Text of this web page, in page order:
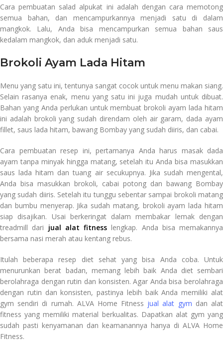
Cara pembuatan salad alpukat ini adalah dengan cara memotong
semua bahan, dan mencampurkannya menjadi satu di dalam
mangkok. Lalu, Anda bisa mencampurkan semua bahan saus
kedalam mangkok, dan aduk menjadi satu.
Brokoli Ayam Lada Hitam
Menu yang satu ini, tentunya sangat cocok untuk menu makan siang.
Selain rasanya enak, menu yang satu ini juga mudah untuk dibuat.
Bahan yang Anda perlukan untuk membuat brokoli ayam lada hitam
ini adalah brokoli yang sudah direndam oleh air garam, dada ayam
fillet, saus lada hitam, bawang Bombay yang sudah diiris, dan cabai.
Cara pembuatan resep ini, pertamanya Anda harus masak dada
ayam tanpa minyak hingga matang, setelah itu Anda bisa masukkan
saus lada hitam dan tuang air secukupnya. Jika sudah mengental,
Anda bisa masukkan brokoli, cabai potong dan bawang Bombay
yang sudah diiris. Setelah itu tunggu sebentar sampai brokoli matang
dan bumbu menyerap. Jika sudah matang, brokoli ayam lada hitam
siap disajikan. Usai berkeringat dalam membakar lemak dengan
treadmill dari jual alat fitness lengkap. Anda bisa memakannya
bersama nasi merah atau kentang rebus.
Itulah beberapa resep diet sehat yang bisa Anda coba. Untuk
menurunkan berat badan, memang lebih baik Anda diet sembari
berolahraga dengan rutin dan konsisten. Agar Anda bisa berolahraga
dengan rutin dan konsisten, pastinya lebih baik Anda memiliki alat
gym sendiri di rumah. ALVA Home Fitness jual alat gym dan alat
fitness yang memiliki material berkualitas. Dapatkan alat gym yang
sudah pasti kenyamanan dan keamanannya hanya di ALVA Home
Fitness.